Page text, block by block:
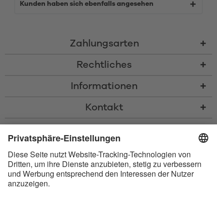
Kunden haben sich ebenfalls angesehen
Zahlungsarten
Rechtliches
Informationen
Kontakt
Nachnahmegebühren, wenn nicht anders beschrieben
und Eigentum der Bluetooth SIG, Inc. Die Nutzung dieser Marken durch
Satisfyer GmbH erfolgt unter Lizenz.